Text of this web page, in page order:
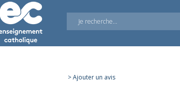
> Ajouter un avis